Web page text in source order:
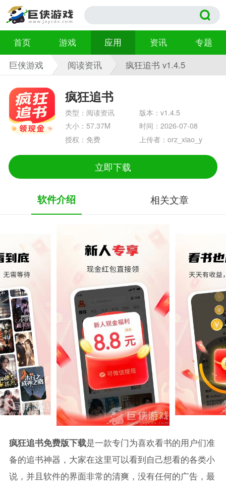
首页 游戏 应用 资讯
专题
巨侠游戏
阅读资讯 疯狂追书 v1.4.5
疯狂追书
类型：阅读资讯
版本：v1.4.5
大小：57.37M
时间：2026-07-08
授权：免费
上传者：orz_xiao_y
立即下载
软件介绍 相关文章
疯狂追书免费版下载是一款专门为喜欢看书的用户们准
备的追书神器，大家在这里可以看到自己想看的各类小
说，并且软件的界面非常的清爽，没有任何的广告，最